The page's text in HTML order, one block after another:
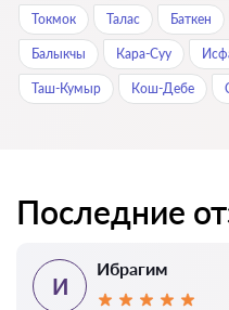
Токмок Талас Баткен
Балыкчы Кара-Суу
Таш-Кумыр Кош-Дебе
Последние
И
Ибрагим